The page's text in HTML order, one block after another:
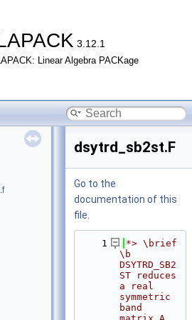
3.12.1
Linear Algebra PACKage
dsytrd_sb2st.F
Go to the
documentation of this
file.
    1
*> \brief
\b
DSYTRD_SB2
ST reduces
a real
symmetric
band